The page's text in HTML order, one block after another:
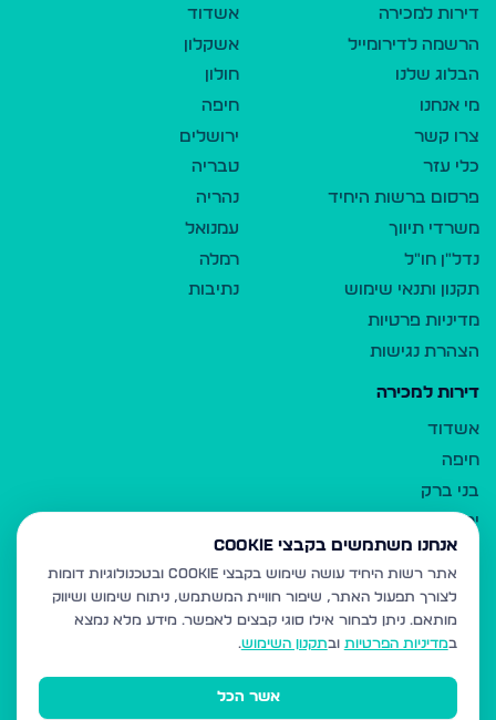
דירות למכירה
הרשמה לדירומייל
הבלוג שלנו
מי אנחנו
צרו קשר
כלי עזר
פרסום ברשות היחיד
משרדי תיווך
נדל"ן חו"ל
תקנון ותנאי שימוש
מדיניות פרטיות
הצהרת נגישות
אשדוד
אשקלון
חולון
חיפה
ירושלים
טבריה
נהריה
עמנואל
רמלה
נתיבות
דירות למכירה
אשדוד
חיפה
בני ברק
ירושלים
אלעד
גבעת זאב
בית שמש
רכסים
מודיעין עילית
אנחנו משתמשים בקבצי Cookie
אתר רשות היחיד עושה שימוש בקבצי Cookie ובטכנולוגיות דומות
לצורך תפעול האתר, שיפור חוויית המשתמש, ניתוח שימוש ושיווק
מותאם. ניתן לבחור אילו סוגי קבצים לאפשר. מידע מלא נמצא
במדיניות הפרטיות ובתקנון השימוש.
אשר הכל